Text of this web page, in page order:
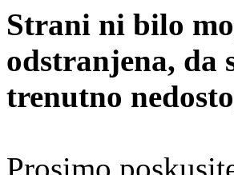
Strani ni bilo
odstranjena, da
trenutno